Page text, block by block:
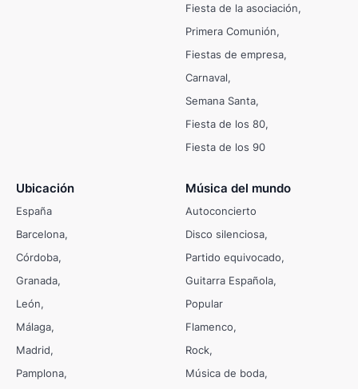
Fiesta de la asociación
Primera Comunión
Fiestas de empresa
Carnaval
Semana Santa
Fiesta de los 80
Fiesta de los 90
Ubicación
España
Barcelona
Córdoba
Granada
León
Málaga
Madrid
Pamplona
Música del mundo
Autoconcierto
Disco silenciosa
Partido equivocado
Guitarra Española
Popular
Flamenco
Rock
Música de boda